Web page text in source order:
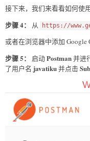
return
//method that posts
public void
User
}
接下来，我们来看看如何使
步骤 4： 从 https://
或者在浏览器中添加 Google
步骤 5： 启动Postman并进
了用户名 javatiku并点击